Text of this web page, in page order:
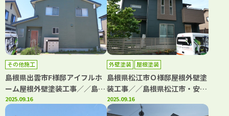
「きじま塗装」
その他施工
島根県出雲市F様邸アイフルホ
ーム屋根外壁塗装工事／／島根
県松江市・出雲市・大田市・雲
南市・鳥取県米子市・境港市の
2025.09.16
外壁塗装 屋根塗装
島根県松江市Ｏ様邸屋根外壁塗
装工事／／島根県松江市・安来
市・出雲市・大田市・雲南市
鳥取県米子市・境港市の「きじ
2025.09.16